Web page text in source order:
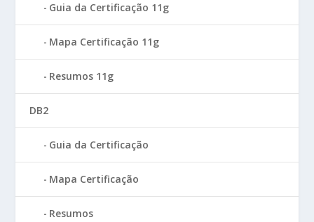
Guia da Certificação 11g
Mapa Certificação 11g
Resumos 11g
DB2
Guia da Certificação
Mapa Certificação
Resumos